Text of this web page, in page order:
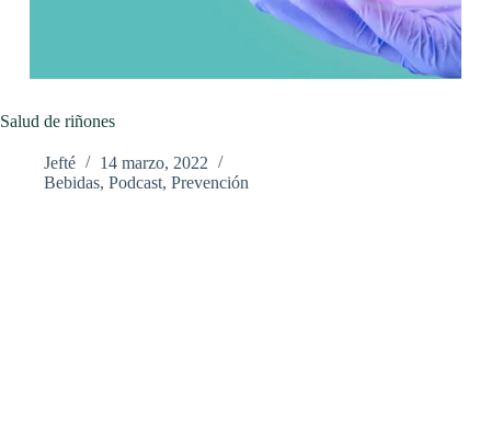
Salud de riñones
Jefté
14 marzo, 2022
Bebidas, Podcast, Prevención